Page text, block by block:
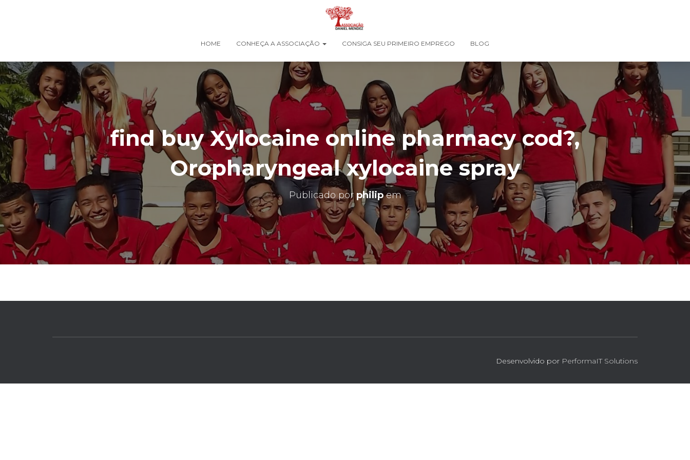
HOME CONHEÇA A ASSOCIAÇÃO CONSIGA SEU PRIMEIRO EMPREGO BLOG
find buy Xylocaine online pharmacy cod?,
Oropharyngeal xylocaine spray
Publicado por philipem
Desenvolvido por PerformaIT Solutions